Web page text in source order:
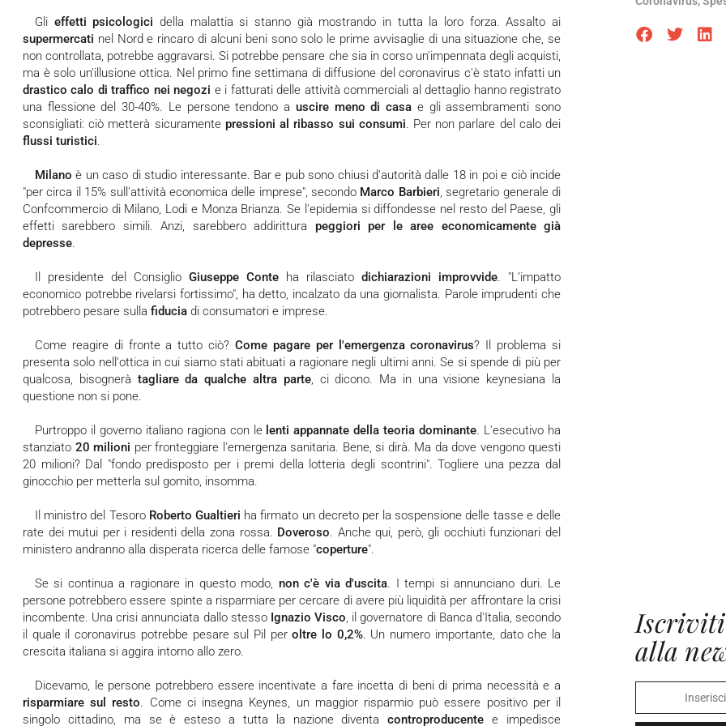
Gli effetti psicologici della malattia si stanno già mostrando in tutta la loro forza. Assalto ai
supermercati nel Nord e rincaro di alcuni beni sono solo le prime avvisaglie di una situazione che, se
non controllata, potrebbe aggravarsi. Si potrebbe pensare che sia in corso un'impennata degli acquisti,
ma è solo un'illusione ottica. Nel primo fine settimana di diffusione del coronavirus c'è stato infatti un
drastico calo di traffico nei negozi e i fatturati delle attività commerciali al dettaglio hanno registrato
una flessione del 30-40%. Le persone tendono a uscire meno di casa e gli assembramenti sono
sconsigliati: ciò metterà sicuramente pressioni al ribasso sui consumi. Per non parlare del calo dei
flussi turistici.
Milano è un caso di studio interessante. Bar e pub sono chiusi d'autorità dalle 18 in poi e ciò incide
"per circa il 15% sull'attività economica delle imprese", secondo Marco Barbieri, segretario generale di
Confcommercio di Milano, Lodi e Monza Brianza. Se l'epidemia si diffondesse nel resto del Paese, gli
effetti sarebbero simili. Anzi, sarebbero addirittura peggiori per le aree economicamente già
depresse.
Il presidente del Consiglio Giuseppe Conte ha rilasciato dichiarazioni improvvide. "L’impatto
economico potrebbe rivelarsi fortissimo", ha detto, incalzato da una giornalista. Parole imprudenti che
potrebbero pesare sulla fiducia di consumatori e imprese.
Come reagire di fronte a tutto ciò? Come pagare per l'emergenza coronavirus? Il problema si
presenta solo nell'ottica in cui siamo stati abituati a ragionare negli ultimi anni. Se si spende di più per
qualcosa, bisognerà tagliare da qualche altra parte, ci dicono. Ma in una visione keynesiana la
questione non si pone.
Purtroppo il governo italiano ragiona con le lenti appannate della teoria dominante. L'esecutivo ha
stanziato 20 milioni per fronteggiare l'emergenza sanitaria. Bene, si dirà. Ma da dove vengono questi
20 milioni? Dal "fondo predisposto per i premi della lotteria degli scontrini". Togliere una pezza dal
ginocchio per metterla sul gomito, insomma.
Il ministro del Tesoro Roberto Gualtieri ha firmato un decreto per la sospensione delle tasse e delle
rate dei mutui per i residenti della zona rossa. Doveroso. Anche qui, però, gli occhiuti funzionari del
ministero andranno alla disperata ricerca delle famose "coperture".
Se si continua a ragionare in questo modo, non c'è via d'uscita. I tempi si annunciano duri. Le
persone potrebbero essere spinte a risparmiare per cercare di avere più liquidità per affrontare la crisi
incombente. Una crisi annunciata dallo stesso Ignazio Visco, il governatore di Banca d'Italia, secondo
il quale il coronavirus potrebbe pesare sul Pil peroltre lo 0,2%. Un numero importante, dato che la
crescita italiana si aggira intorno allo zero.
Dicevamo, le persone potrebbero essere incentivate a fare incetta di beni di prima necessità e a
risparmiare sul resto. Come ci insegna Keynes, un maggior risparmio può essere positivo per il
singolo cittadino, ma se è esteso a tutta la nazione diventacontroproducente e impedisce
Iscriviti
alla